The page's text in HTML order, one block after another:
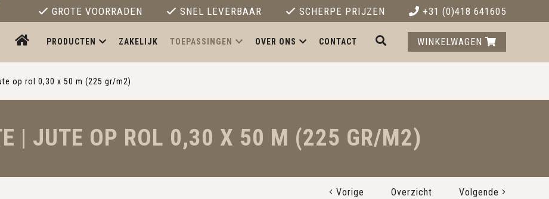
GROTE VOORRADEN SNEL LEVERBAAR SCHERPE PRIJZEN +31 (0)418 641605
WINKELWAGEN
PRODUCTEN ZAKELIJK TOEPASSINGEN OVER ONS CONTACT
op rol 0,30 x 50 m (225 gr/m2)
| JUTE OP ROL 0,30 X 50 M (225 GR/M2)
Vorige Overzicht Volgende